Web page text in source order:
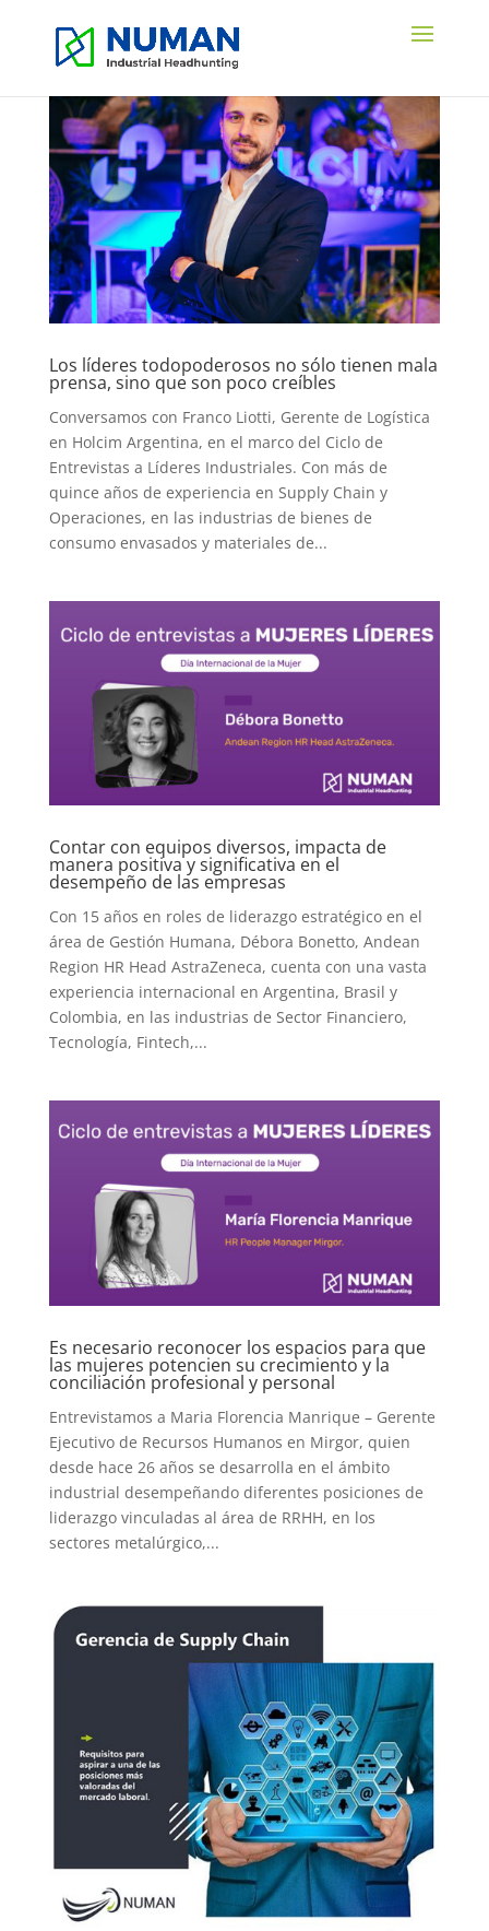
Los líderes todopoderosos no sólo tienen mala
prensa, sino que son poco creíbles
Conversamos con Franco Liotti, Gerente de Logística
en Holcim Argentina, en el marco del Ciclo de
Entrevistas a Líderes Industriales. Con más de
quince años de experiencia en Supply Chain y
Operaciones, en las industrias de bienes de
consumo envasados y materiales de...
Contar con equipos diversos, impacta de
manera positiva y significativa en el
desempeño de las empresas
Con 15 años en roles de liderazgo estratégico en el
área de Gestión Humana, Débora Bonetto, Andean
Region HR Head AstraZeneca, cuenta con una vasta
experiencia internacional en Argentina, Brasil y
Colombia, en las industrias de Sector Financiero,
Tecnología, Fintech,...
Es necesario reconocer los espacios para que
las mujeres potencien su crecimiento y la
conciliación profesional y personal
Entrevistamos a Maria Florencia Manrique – Gerente
Ejecutivo de Recursos Humanos en Mirgor, quien
desde hace 26 años se desarrolla en el ámbito
industrial desempeñando diferentes posiciones de
liderazgo vinculadas al área de RRHH, en los
sectores metalúrgico,...